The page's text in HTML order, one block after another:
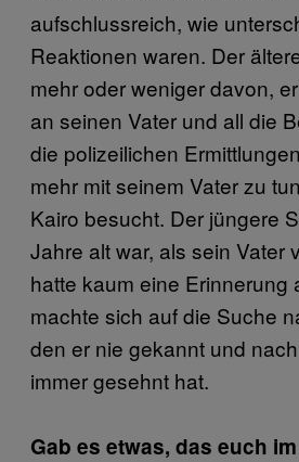
aufschlussreich, wie
Reaktionen waren. Der
mehr oder weniger davon,
an seinen Vater und all die
die polizeilichen
mehr mit seinem Vater zu
Kairo besucht. Der jüngere
Jahre alt war, als sein Vater
hatte kaum eine Erinnerung
machte sich auf die Suche
den er nie gekannt und
immer gesehnt hat.
Gab es etwas, das euch